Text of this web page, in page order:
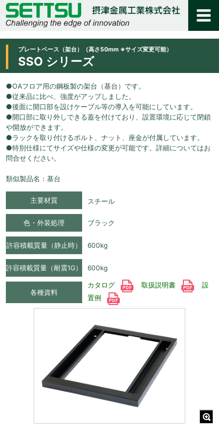
プレートベース（架台）（高さ50mm ※サイズ変更可能）
SSO シリーズ
●OAフロア用の鋼板製の架台（基台）です。
●従来品に比べ、強度がアップしました。
●後面に開口部を設けケーブル等の導入を可能にしています。
●開口部に取り外しできる蓋を付けており、設置環境に応じて閉鎖
や開放ができます。
●ラックを取り付けるボルト、ナット、座金が付属しています。
●特別仕様にてサイズや仕様の変更が可能です。詳細についてはお
問合せください。
類似製品名：基台
主要材質 スチール
色・外装処理 ブラック
許容積載質量（静止時） 600kg
許容積載質量（耐震1G） 600kg
各種資料
カタログ 取扱説明書
設
置例